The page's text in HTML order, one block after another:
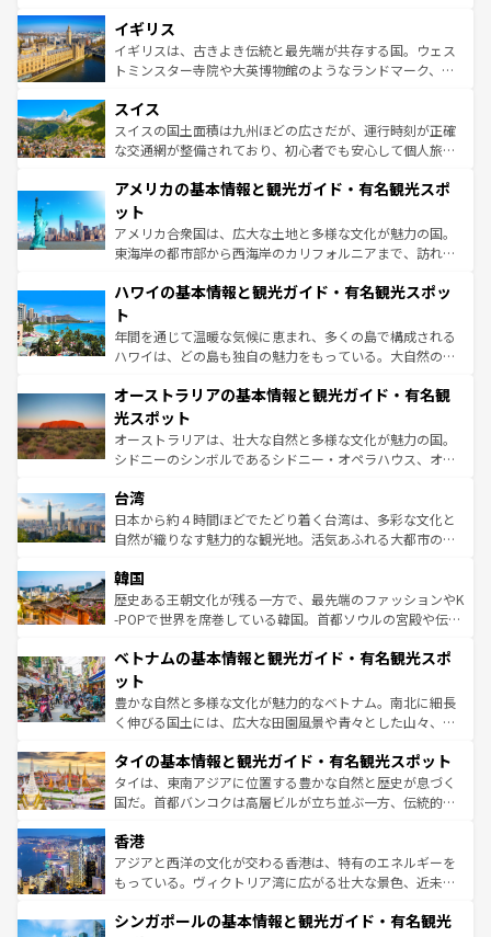
香り高いラベンダー畑など、多彩な楽しみ方が可能だ。さ
らに、パリ以外の地域にも魅力が溢れており、どの街角に
も豊かな歴史と文化が息づいている。パリ以外の個性あふ
を参照してほしい。
顔を持つこの国は、どこを歩いても飽きることがない。ベ
ルリンの文化的活気、バイエルン州のアルプスの絶景、そ
してライン川沿いのワイン畑といった風景は必見。ビール
は、お酒好きな人にはぜひ体験してほしい。 なお、新着の
ドイツ情報はコンテンツ一覧を参照してほしい。
イギリス
イギリスは、古きよき伝統と最先端が共存する国。ウェス
トミンスター寺院や大英博物館のようなランドマーク、歴
リアごとに異なる魅力がある。また、優雅なアフタヌーン
ティー、ビール好きにはたまらない英国パブ、サッカー観
戦など、本場だからこそできる体験も豊富。イギリスを旅
ンツ一覧を参照してほしい。
スイス
スイスの国土面積は九州ほどの広さだが、運行時刻が正確
な交通網が整備されており、初心者でも安心して個人旅行
の建物がそのまま残る町や、スイスならではのユニークな
博物館もあり、アルプス観光だけでなく町歩きも満喫する
ことができる。国民の所得が高いため物価も高いが、旅行
者向けの交通パス提供のサービスもあり、うまく活用すれ
着のスイス情報はコンテンツ一覧を参照してほしい。
アメリカの基本情報と観光ガイド・有名観光スポ
ット
アメリカ合衆国は、広大な土地と多様な文化が魅力の国。
東海岸の都市部から西海岸のカリフォルニアまで、訪れる
のような巨大都市は、観光、ショッピング、エンターテイ
ンメントが詰まった刺激的なスポットだ。一方、アメリカ
西部には大自然が広がり、グランドキャニオンやイエロー
ストーン国立公園といった絶景が堪能できる。さらに、南
文化が魅力。旅行者はアメリカの各地域で異なる魅力を楽
しみながら、その多様性と豊かな歴史を感じることができ
るだろう。車でのロードトリップや列車の旅も、アメリカ
ならではの贅沢な旅のスタイルだ。 なお、新着のアメリカ
情報は コンテンツ一覧 を参照してほしい。
ハワイの基本情報と観光ガイド・有名観光スポッ
ト
年間を通じて温暖な気候に恵まれ、多くの島で構成される
ハワイは、どの島も独自の魅力をもっている。大自然の神
ワイ島は見逃せない。また、定番の観光地といえばオアフ
島だが、静かな自然を求めるならマウイ島やカウアイ島が
おすすめ。エメラルドグリーンに輝く海をはじめ、豊かな
文化や歴史が息づいている。「アロハスピリット」と呼ば
人々、おいしいローカルフードやハワイアンミュージッ
ク、伝統的なフラダンスなど、すべてがハワイの魅力を彩
っている。訪れるたびに新しい発見と感動が待っているハ
はコンテンツ一覧
オーストラリアの基本情報と観光ガイド・有名観
光スポット
オーストラリアは、壮大な自然と多様な文化が魅力の国。
シドニーのシンボルであるシドニー・オペラハウス、オー
リアリーフや大陸中央部にそびえるウルル（エアーズロッ
ク）、タスマニアの美しい原生林やケアンズの熱帯雨林な
ど、見どころがたくさん。また、カフェやワイン、オージ
いる。アクティビティも充実しており、サーフィンやダイ
ビング、ハイキングなど、アウトドア好きにはたまらな
い。オーストラリアの多彩な魅力を存分に味わいつくそ
参照してほしい。
台湾
日本から約４時間ほどでたどり着く台湾は、多彩な文化と
自然が織りなす魅力的な観光地。活気あふれる大都市の台
ン）、静ひつな山岳地帯である台湾東部など、都市の喧騒
と山間の静けさが共存しており、訪れる人に新しい発見と
驚きをもたらしてくれる。また、奥深い台湾の食文化も魅
容にもいいと評判のスイーツなど、バラエティ豊かな料理
照してほしい。
韓国
歴史ある王朝文化が残る一方で、最先端のファッションやK
-POPで世界を席巻している韓国。首都ソウルの宮殿や伝統
き、地方に足を延ばせば四季折々の自然美を楽しむことが
できる。そして、キムチや焼肉、絶品のストリートフード
まで、さまざまな韓国料理が待っている。夜には、韓国な
らではのナイトライフも堪能できる。あたたかいホスピタ
わってみてほしい。 なお、新着の韓国情報はコンテンツ一
覧 を参照してほしい。
ベトナムの基本情報と観光ガイド・有名観光スポ
ット
豊かな自然と多様な文化が魅力的なベトナム。南北に細長
く伸びる国土には、広大な田園風景や青々とした山々、世
急速な発展と共に伝統が息づく。ハノイの古い町並みやホ
ーチミン市のフランス統治時代の建物も、独特の雰囲気を
醸し出している。また、バラエティの豊かさとおいしさで
とつ。フォーやバインミー、ベトナムコーヒーなどは、ぜ
ひ現地で味わいたい。どの地域を訪れてもあたたかい人々
が旅行者を迎えてくれるので、きっと忘れられない旅にな
参照してほしい。
タイの基本情報と観光ガイド・有名観光スポット
タイは、東南アジアに位置する豊かな自然と歴史が息づく
国だ。首都バンコクは高層ビルが立ち並ぶ一方、伝統的な
の活気が交差している。北部ではチェンマイなどの山岳地
帯で自然と触れ合い、南部ではプーケットやクラビの美し
いビーチでリゾート気分を楽しむことができる。タイ料理
激する。気候は一年中温暖で、どの季節にも異なる楽しみ
香港
アジアと西洋の文化が交わる香港は、特有のエネルギーを
もっている。ヴィクトリア湾に広がる壮大な景色、近未来
み、どこを訪れても感動するはず。観光スポットが密集し
シンガポールの基本情報と観光ガイド・有名観光